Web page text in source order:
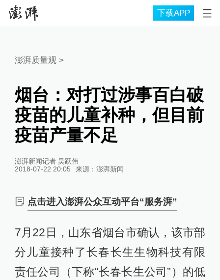
下载APP
澎湃质量观>
烟台：对打过涉事百白破
疫苗的儿童补种，但目前
疫苗产量不足
澎湃新闻记者 吴跃伟
2018-07-22 20:05
来源： 澎湃新闻
点击进入澎湃公众互动平台“服务湃”
7月22日，山东省烟台市确认，该市部
分儿童接种了长春长生生物科技有限
责任公司（下称“长春长生公司”）的低